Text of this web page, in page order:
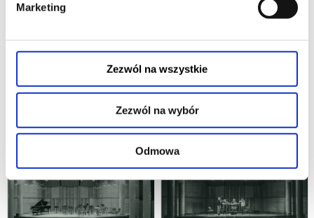
Marketing
Zezwól na wszystkie
Zezwól na wybór
Odmowa
"BYŁA SOBIE POLSKA" XXX OFK
kup bilet
JUBILEUSZ 80-LECIA CHÓRU
MEDYCZNEGO IM. TADEUSZA
kup bilet